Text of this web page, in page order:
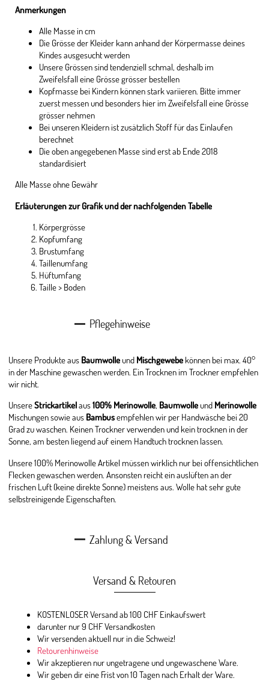
Anmerkungen
Alle Masse in cm
Die Grösse der Kleider kann anhand der Körpermasse deines
Kindes ausgesucht werden
Unsere Grössen sind tendenziell schmal, deshalb im
Zweifelsfall eine Grösse grösser bestellen
Kopfmasse bei Kindern können stark variieren. Bitte immer
zuerst messen und besonders hier im Zweifelsfall eine Grösse
grösser nehmen
Bei unseren Kleidern ist zusätzlich Stoff für das Einlaufen
berechnet
Die oben angegebenen Masse sind erst ab Ende 2018
standardisiert
Alle Masse ohne Gewähr
Erläuterungen zur Grafik und der nachfolgenden Tabelle
Körpergrösse
Kopfumfang
Brustumfang
Taillenumfang
Hüftumfang
Taille > Boden
Pflegehinweise
Unsere Produkte aus Baumwolleund Mischgewebe können bei max. 40°
in der Maschine gewaschen werden. Ein Trocknen im Trockner empfehlen
wir nicht.
UnsereStrickartikelaus100% Merinowolle, Baumwolleund Merinowolle
Mischungen sowie aus Bambusempfehlen wir per Handwäsche bei 20
Grad zu waschen. Keinen Trockner verwenden und kein trocknen in der
Sonne, am besten liegend auf einem Handtuch trocknen lassen.
Unsere 100% Merinowolle Artikel müssen wirklich nur bei offensichtlichen
Flecken gewaschen werden. Ansonsten reicht ein auslüften an der
frischen Luft (keine direkte Sonne) meistens aus. Wolle hat sehr gute
selbstreinigende Eigenschaften.
Zahlung & Versand
Versand & Retouren
KOSTENLOSER Versand ab 100 CHF Einkaufswert
darunter nur 9 CHF Versandkosten
Wir versenden aktuell nur in die Schweiz!
Retourenhinweise
Wir akzeptieren nur ungetragene und ungewaschene Ware.
Wir geben dir eine Frist von 10 Tagen nach Erhalt der Ware.